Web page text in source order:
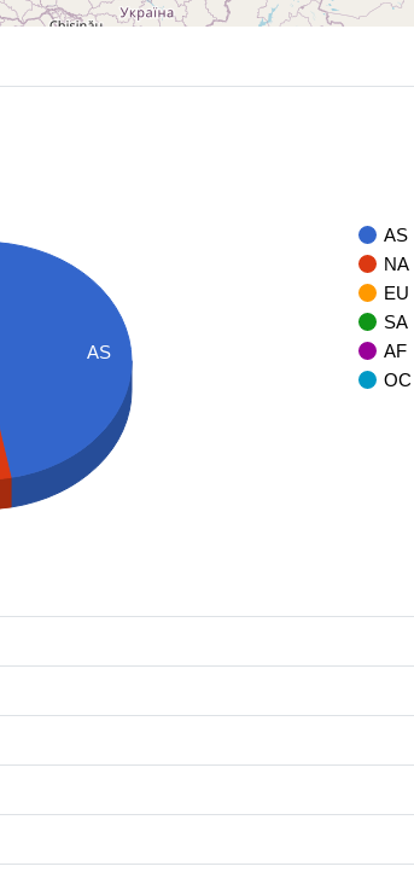
AS
NA
EU
SA
AF
OC
AS